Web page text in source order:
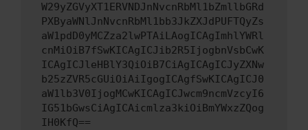
W29yZGVyXT1ERVNDJnNvcnRbMl1bZmllbGRd
PXByaWNlJnNvcnRbMl1bb3JkZXJdPUFTQyZs
aW1pdD0yMCZza2lwPTAiLAogICAgImhlYWRl
cnMiOiB7fSwKICAgICJib2R5IjogbnVsbCwK
ICAgICJleHBlY3QiOiB7CiAgICAgICJyZXNw
b25zZVR5cGUiOiAiIgogICAgfSwKICAgICJ0
aW1lb3V0IjogMCwKICAgICJwcm9ncmVzcyI6
IG51bGwsCiAgICAicmlza3kiOiBmYWxzZQog
IH0KfQ==